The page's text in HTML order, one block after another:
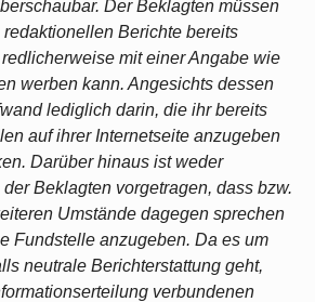
Der Beklagten müssen
Berichte bereits
mit einer Angabe wie
werben kann. Angesichts dessen
lediglich darin, die ihr bereits
auf ihrer Internetseite anzugeben
Darüber hinaus ist weder
Beklagten vorgetragen, dass bzw.
Umstände dagegen sprechen
Fundstelle anzugeben. Da es um
neutrale Berichterstattung geht,
verbundenen